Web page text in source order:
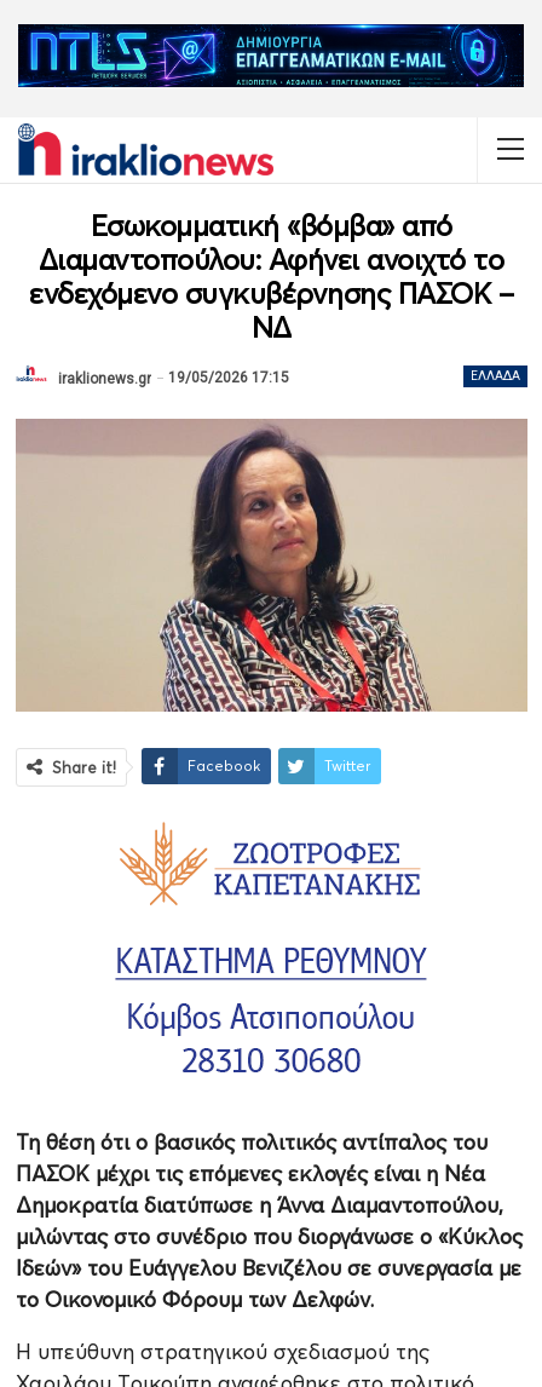
Εσωκομματική «βόμβα» από
Διαμαντοπούλου: Αφήνει ανοιχτό το
ενδεχόμενο συγκυβέρνησης ΠΑΣΟΚ –
ΝΔ
ΕΛΛΆΔΑ
iraklionews.gr 19/05/2026 17:15
Share it! Facebook Twitter
Τη θέση ότι ο βασικός πολιτικός αντίπαλος του
ΠΑΣΟΚ μέχρι τις επόμενες εκλογές είναι η Νέα
Δημοκρατία διατύπωσε η Άννα Διαμαντοπούλου,
μιλώντας στο συνέδριο που διοργάνωσε ο «Κύκλος
Ιδεών» του Ευάγγελου Βενιζέλου σε συνεργασία με
το Οικονομικό Φόρουμ των Δελφών.
Η υπεύθυνη στρατηγικού σχεδιασμού της